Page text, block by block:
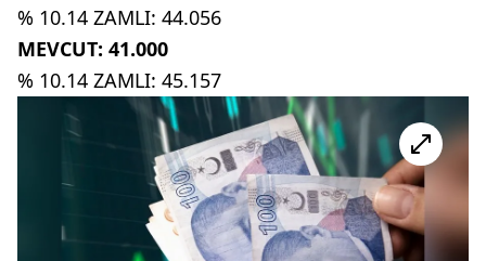
% 10.14 ZAMLI: 44.056
MEVCUT: 41.000
% 10.14 ZAMLI: 45.157